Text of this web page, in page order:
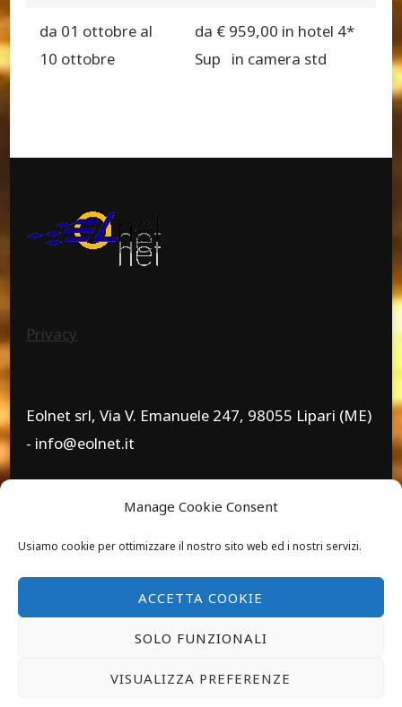
Manage Cookie Consent
Usiamo cookie per ottimizzare il nostro sito web ed i nostri servizi.
ACCETTA COOKIE
SOLO FUNZIONALI
VISUALIZZA PREFERENZE
da 01 ottobre al
10 ottobre
da € 959,00 in hotel 4*
Sup in camera std
Privacy
Eolnet srl, Via V. Emanuele 247, 98055 Lipari (ME)
- info@eolnet.it
02636930832
Blossom Themes. Powered byWordPress